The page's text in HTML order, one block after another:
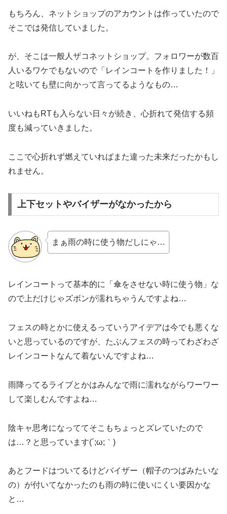
もちろん、ネットショップのアカウントは作っていたので
そこでは発信していました。
が、そこは一般人ザコネットショップ。フォロワーが数百
人いるワケでもないので「レインコートを作りました！」
と呟いても壁に向かって言ってるようなもの…
いいねもRTも入らない日々が続き、心折れて発信する頻
度も減っていきました。
ここで心折れず燃えていればまた違った未来だったかもし
れません。
上下セットやバイザーがなかったから
まぁ雨の時に使う物だしにゃ…
レインコートって基本的に「傘をさせない時に使う物」な
ので上だけじゃズボンが濡れちゃうんですよね…
フェスの時とかに使えるっていうアイデアは今でも悪くな
いと思っているのですが、たぶんフェスの時ってわざわざ
レインコートなんて着ないんですよね…
雨降ってるライブとかはみんなで雨に濡れながらワーワー
して楽しむんですよね…
陰キャ思考になっててそこもちょっとズレていたので
は…？と思っています(´;ω;｀)
あとフードはついてるけどバイザー（帽子のつばみたいな
の）が付いてなかったのも雨の時に使いにくい要因かな
と…